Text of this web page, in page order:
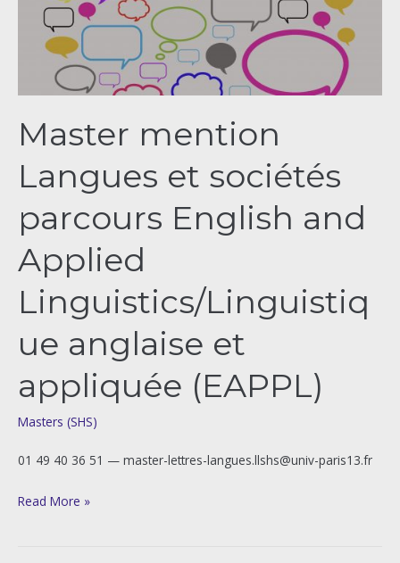
Master mention
Langues et sociétés
parcours English and
Applied
Linguistics/Linguistiq
ue anglaise et
appliquée (EAPPL)
Masters (SHS)
01 49 40 36 51 — master-lettres-langues.llshs@univ-paris13.fr
parcours
English
Applied
anglaise
et
appliquée
(EAPPL)
Read More »